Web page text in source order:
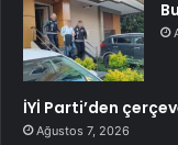
İYİ Parti’den
Ağustos 7, 2026